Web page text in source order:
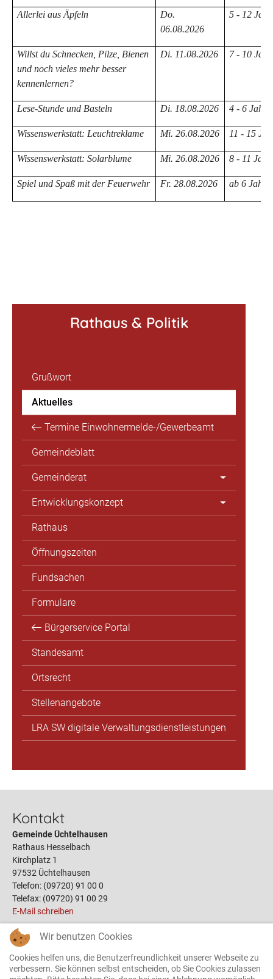
Allerlei aus Äpfeln
Do.
06.08.2026
5 - 12
Willst du Schnecken, Pilze, Bienen
und noch vieles mehr besser
kennenlernen?
Di. 11.08.2026 7 - 10
Lese-Stunde und Basteln Di. 18.08.2026 4 - 6 Jahre
Wissenswerkstatt: Leuchtreklame Mi. 26.08.2026 11 - 15
Wissenswerkstatt: Solarblume Mi. 26.08.2026 8 - 11
Spiel und Spaß mit der Feuerwehr Fr. 28.08.2026 ab 6 Jahre
Rathaus & Politik
Grußwort
Aktuelles
Termine Einwohnermelde-/Gewerbeamt
Gemeindeblatt
Gemeinderat
Entwicklungskonzept
Rathaus
Öffnungszeiten
Fundsachen
Formulare
Bürgerservice Portal
Standesamt
Ortsrecht
Stellenangebote
LRA SW digitale Verwaltungsdienstleistungen
Kontakt
Gemeinde Üchtelhausen
Rathaus Hesselbach
Kirchplatz 1
97532 Üchtelhausen
Telefon: (09720) 91 00 0
Telefax: (09720) 91 00 29
E-Mail schreiben
Links
Öffnungszeiten
Wir benutzen Cookies
Cookies helfen uns, die Benutzerfreundlichkeit unserer Webseite zu
verbessern. Sie können selbst entscheiden, ob Sie Cookies zulassen